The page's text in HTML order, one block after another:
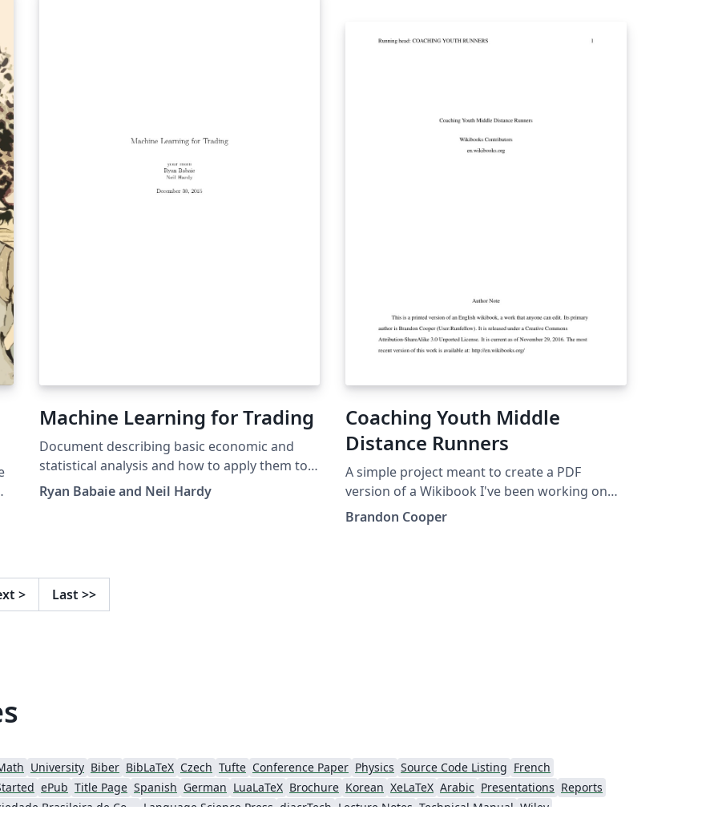
difficultés particulières, tant en ce qui
concerne l’estimation des différents
paramètres que la réalisation des tests
Machine Learning for Trading
Document describing basic economic and
statistical analysis and how to apply them to
machine learning
Ryan Babaie and Neil Hardy
Coaching Youth Middle
Distance Runners
A simple project meant to create a PDF
version of a Wikibook I've been working on
for the past few years. It's just an APA paper,
as simple as it could be, but it's filled with
Brandon Cooper
> Last >>
University Biber BibLaTeX Czech Tufte Conference Paper Physics Source Code Listing French
ePub Title Page Spanish German LuaLaTeX Brochure Korean XeLaTeX Arabic Presentations Reports
Sociedade Brasileira de Computação (SBC) Language Science Press diacrTech Lecture Notes Technical Manual Wiley